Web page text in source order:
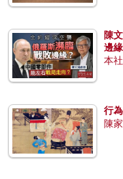
陳
邊
本
行
陳